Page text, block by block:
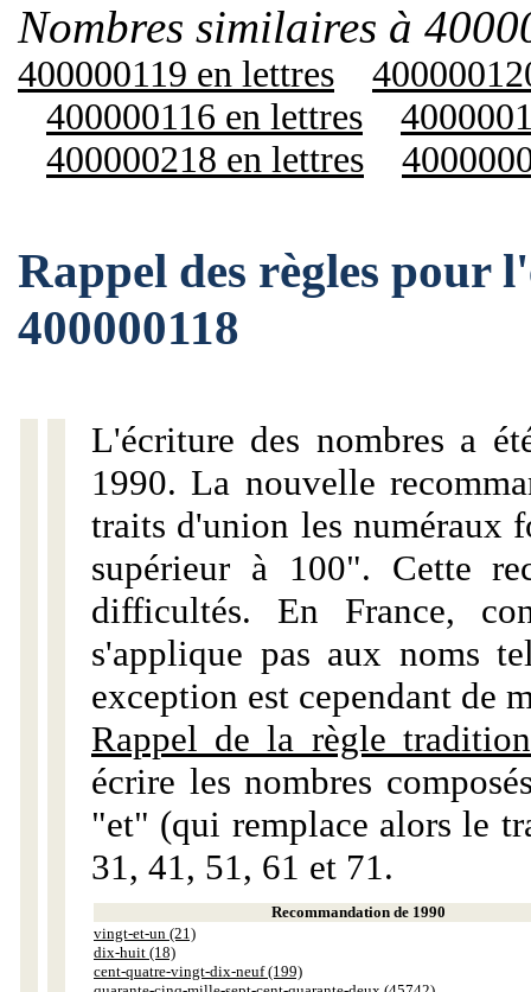
Nombres similaires à
400000119 en lettres
400000116 en lettres
400000218 en lettres
Rappel des règles pour
400000118
L'écriture des nombres a
1990. La nouvelle
traits d'union les numéraux
supérieur à 100". Cette
difficultés. En France,
s'applique pas aux noms
exception est cependant de
Rappel de la règle
écrire les nombres
"et" (qui remplace alors le
31, 41, 51, 61 et 71.
Recommandation de 1990
vingt-et-un (21)
dix-huit (18)
cent-quatre-vingt-dix-neuf (199)